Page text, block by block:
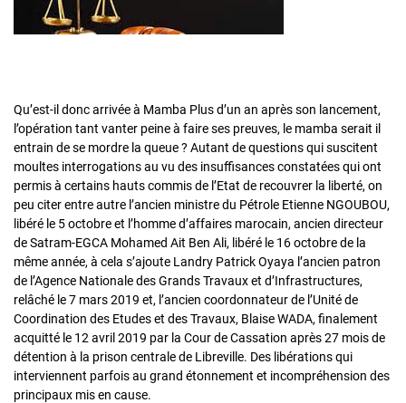
Qu’est-il donc arrivée à Mamba Plus d’un an après son lancement,
l’opération tant vanter peine à faire ses preuves, le mamba serait il
entrain de se mordre la queue ? Autant de questions qui suscitent
moultes interrogations au vu des insuffisances constatées qui ont
permis à certains hauts commis de l’Etat de recouvrer la liberté, on
peu citer entre autre l’ancien ministre du Pétrole Etienne NGOUBOU,
libéré le 5 octobre et l’homme d’affaires marocain, ancien directeur
de Satram-EGCA Mohamed Ait Ben Ali, libéré le 16 octobre de la
même année, à cela s’ajoute Landry Patrick Oyaya l’ancien patron
de l’Agence Nationale des Grands Travaux et d’Infrastructures,
relâché le 7 mars 2019 et, l’ancien coordonnateur de l’Unité de
Coordination des Etudes et des Travaux, Blaise WADA, finalement
acquitté le 12 avril 2019 par la Cour de Cassation après 27 mois de
détention à la prison centrale de Libreville. Des libérations qui
interviennent parfois au grand étonnement et incompréhension des
principaux mis en cause.